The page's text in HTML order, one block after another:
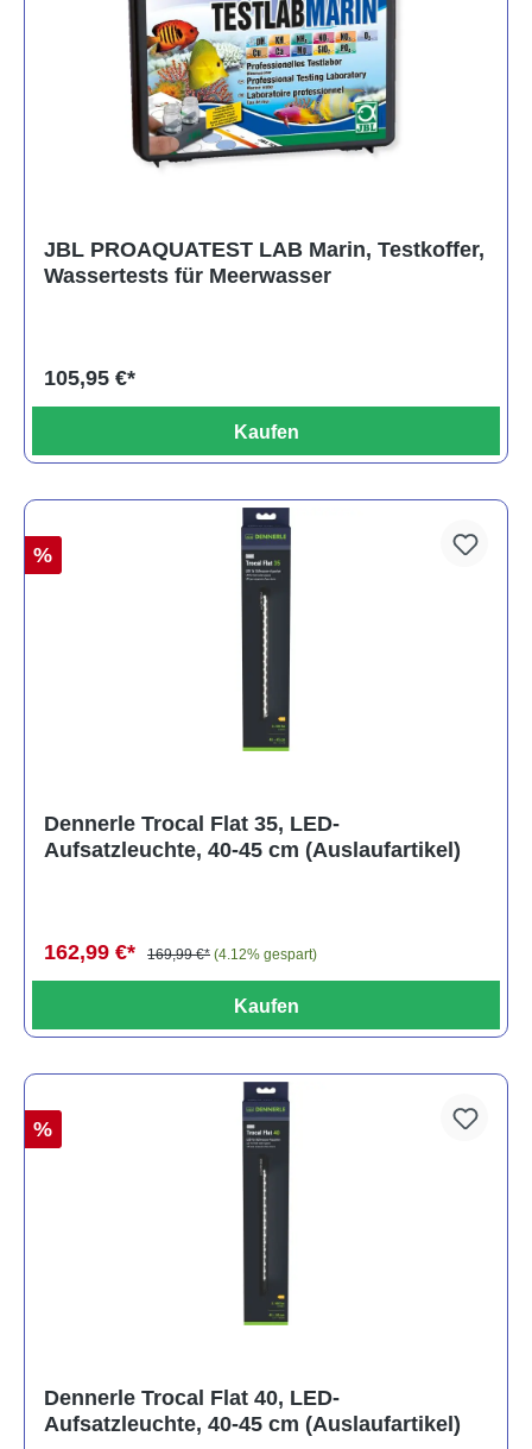
JBL PROAQUATEST LAB Marin, Testkoffer,
Wassertests für Meerwasser
105,95 €*
Kaufen
%
Dennerle Trocal Flat 35, LED-
Aufsatzleuchte, 40-45 cm (Auslaufartikel)
162,99 €* 169,99 €* (4.12% gespart)
Kaufen
%
Dennerle Trocal Flat 40, LED-
Aufsatzleuchte, 40-45 cm (Auslaufartikel)